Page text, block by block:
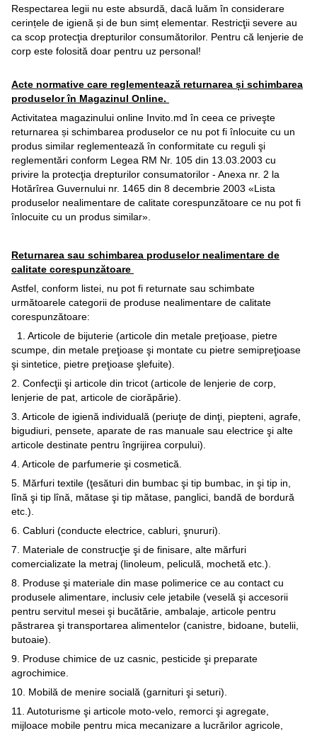
Respectarea legii nu este absurdă, dacă luăm în considerare
cerințele de igienă și de bun simț elementar. Restricţii severe au
ca scop protecţia drepturilor consumătorilor. Pentru că lenjerie de
corp este folosită doar pentru uz personal!
Acte normative care reglementează returnarea și schimbarea
produselor în Magazinul Online.
Activitatea magazinului online Invito.md în ceea ce priveşte
returnarea și schimbarea produselor ce nu pot fi înlocuite cu un
produs similar reglementează în conformitate cu reguli şi
reglementări conform Legea RM Nr. 105 din 13.03.2003 cu
privire la protecţia drepturilor consumatorilor - Anexa nr. 2 la
Hotărîrea Guvernului nr. 1465 din 8 decembrie 2003 «Lista
produselor nealimentare de calitate corespunzătoare ce nu pot fi
înlocuite cu un produs similar».
Returnarea sau schimbarea produselor nealimentare de
calitate corespunzătoare
Astfel, conform listei, nu pot fi returnate sau schimbate
următoarele categorii de produse nealimentare de calitate
corespunzătoare:
1. Articole de bijuterie (articole din metale preţioase, pietre
scumpe, din metale preţioase şi montate cu pietre semipreţioase
şi sintetice, pietre preţioase şlefuite).
2. Confecţii şi articole din tricot (articole de lenjerie de corp,
lenjerie de pat, articole de ciorăpărie).
3. Articole de igienă individuală (periuţe de dinţi, piepteni, agrafe,
bigudiuri, pensete, aparate de ras manuale sau electrice şi alte
articole destinate pentru îngrijirea corpului).
4. Articole de parfumerie şi cosmetică.
5. Mărfuri textile (ţesături din bumbac şi tip bumbac, in şi tip in,
lînă şi tip lînă, mătase şi tip mătase, panglici, bandă de bordură
etc.).
6. Cabluri (conducte electrice, cabluri, şnururi).
7. Materiale de construcţie şi de finisare, alte mărfuri
comercializate la metraj (linoleum, peliculă, mochetă etc.).
8. Produse şi materiale din mase polimerice ce au contact cu
produsele alimentare, inclusiv cele jetabile (veselă şi accesorii
pentru servitul mesei şi bucătărie, ambalaje, articole pentru
păstrarea şi transportarea alimentelor (canistre, bidoane, butelii,
butoaie).
9. Produse chimice de uz casnic, pesticide şi preparate
agrochimice.
10. Mobilă de menire socială (garnituri şi seturi).
11. Autoturisme şi articole moto-velo, remorci şi agregate,
mijloace mobile pentru mica mecanizare a lucrărilor agricole,